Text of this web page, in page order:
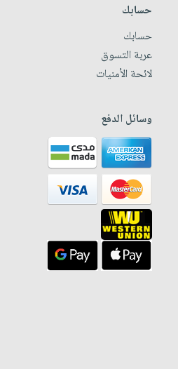
حسابك
حسابك
عربة التسوق
لائحة الأمنيات
وسائل الدفع